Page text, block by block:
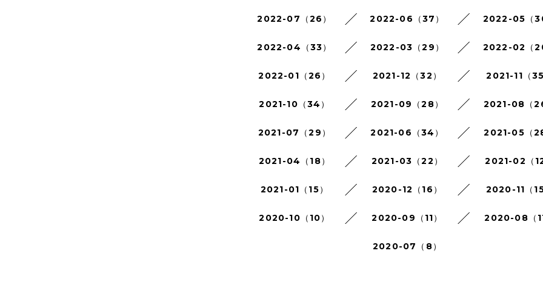
2022-07（26） 2022-06（37） 2022-05（
2022-04（33） 2022-03（29） 2022-02（
2022-01（26） 2021-12（32） 2021-11（35
2021-10（34） 2021-09（28） 2021-08（26
2021-07（29） 2021-06（34） 2021-05（28
2021-04（18） 2021-03（22） 2021-02（12
2021-01（15） 2020-12（16） 2020-11（15
2020-10（10） 2020-09（11） 2020-08（11
2020-07（8）